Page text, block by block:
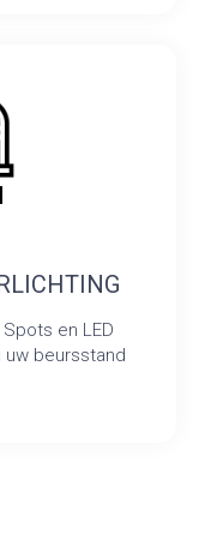
en LED
beursstand